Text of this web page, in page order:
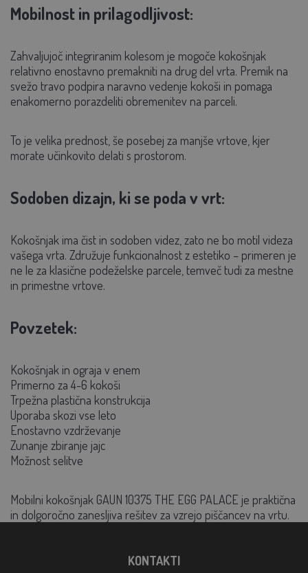
Mobilnost in prilagodljivost:
Zahvaljujoč integriranim kolesom je mogoče kokošnjak
relativno enostavno premakniti na drug del vrta. Premik na
svežo travo podpira naravno vedenje kokoši in pomaga
enakomerno porazdeliti obremenitev na parceli.
To je velika prednost, še posebej za manjše vrtove, kjer
morate učinkovito delati s prostorom.
Sodoben dizajn, ki se poda v vrt:
Kokošnjak ima čist in sodoben videz, zato ne bo motil videza
vašega vrta. Združuje funkcionalnost z estetiko – primeren je
ne le za klasične podeželske parcele, temveč tudi za mestne
in primestne vrtove.
Povzetek:
Kokošnjak in ograja v enem
Primerno za 4-6 kokoši
Trpežna plastična konstrukcija
Uporaba skozi vse leto
Enostavno vzdrževanje
Zunanje zbiranje jajc
Možnost selitve
Mobilni kokošnjak GAUN 10375 THE EGG PALACE je praktična
in dolgoročno zanesljiva rešitev za vzrejo piščancev na vrtu.
KONTAKTI